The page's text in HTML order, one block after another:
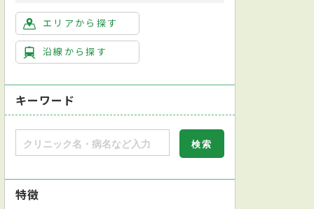
エリアから探す
沿線から探す
キーワード
特徴